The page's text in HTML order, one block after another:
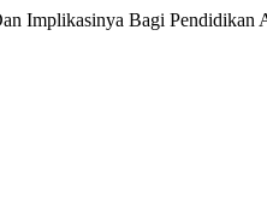
Implikasinya Bagi